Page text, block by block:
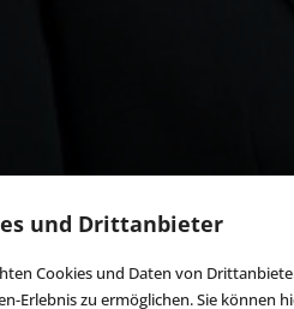
und Drittanbieter
Cookies und Daten von
Erlebnis zu ermöglichen. Sie können